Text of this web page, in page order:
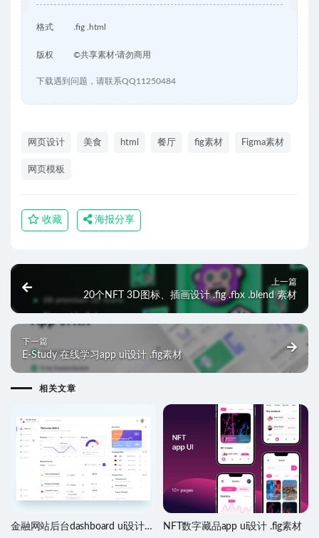
格式 .fig .html
版权 ©共享素材·请勿商用
下载遇到问题，请联系QQ11250484
网页设计 美食 html 餐厅 fig素材 Figma素材
网页模板
收藏 海报分享
上一篇
20个NFT 3D图标、插画设计 .fig .fbx .blend 素材
下一篇
E-Study 在线学习app ui设计 .fig素材
相关文章
金融网站后台dashboard ui设计
NFT数字藏品app ui设计 .fig素材